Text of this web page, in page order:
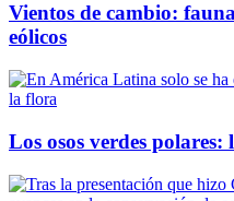
Vientos de cambio:
eólicos
Los osos verdes polares: